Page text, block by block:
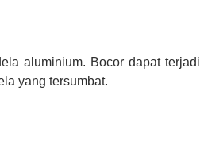
aluminium. Bocor dapat terjadi
yang tersumbat.